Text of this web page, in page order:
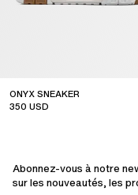
ONYX SNEAKER
350 USD
Abonnez-vous à notre
sur les nouveautés, les